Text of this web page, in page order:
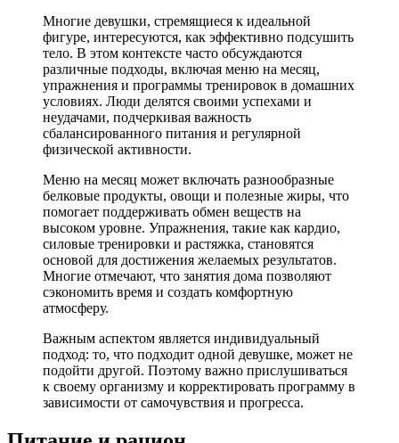
Многие девушки, стремящиеся к идеальной
фигуре, интересуются, как эффективно подсушить
тело. В этом контексте часто обсуждаются
различные подходы, включая меню на месяц,
упражнения и программы тренировок в домашних
условиях. Люди делятся своими успехами и
неудачами, подчеркивая важность
сбалансированного питания и регулярной
физической активности.
Меню на месяц может включать разнообразные
белковые продукты, овощи и полезные жиры, что
помогает поддерживать обмен веществ на
высоком уровне. Упражнения, такие как кардио,
силовые тренировки и растяжка, становятся
основой для достижения желаемых результатов.
Многие отмечают, что занятия дома позволяют
сэкономить время и создать комфортную
атмосферу.
Важным аспектом является индивидуальный
подход: то, что подходит одной девушке, может не
подойти другой. Поэтому важно прислушиваться
к своему организму и корректировать программу в
зависимости от самочувствия и прогресса.